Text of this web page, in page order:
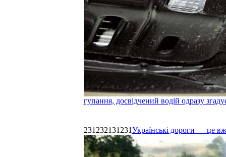
гупання, досвідчений водій одразу
231232131231Українські дороги — це